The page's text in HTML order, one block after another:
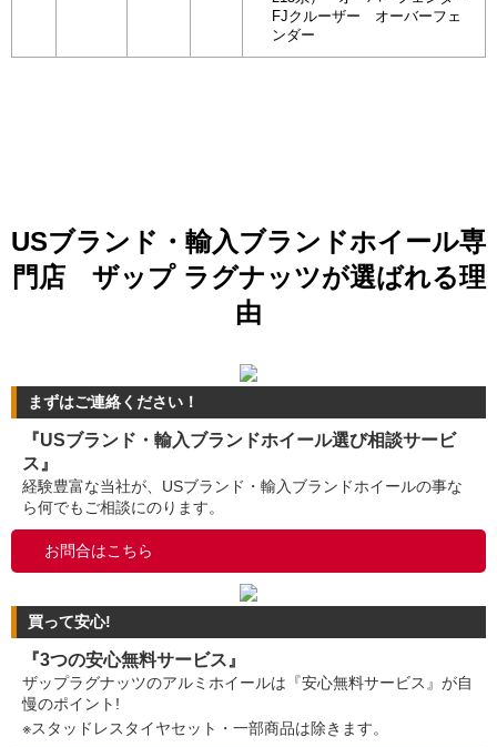
FJクルーザー オーバーフェ
ンダー
USブランド・輸入ブランドホイール専
門店 ザップ ラグナッツが選ばれる理
由
まずはご連絡ください！
『USブランド・輸入ブランドホイール選び相談サービ
ス』
経験豊富な当社が、USブランド・輸入ブランドホイールの事な
ら何でもご相談にのります。
お問合はこちら
買って安心!
『3つの安心無料サービス』
ザップラグナッツのアルミホイールは『安心無料サービス』が自
慢のポイント!
※スタッドレスタイヤセット・一部商品は除きます。